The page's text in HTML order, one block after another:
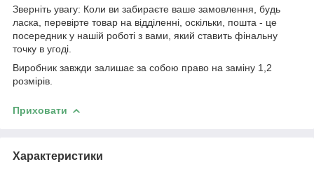
Зверніть увагу: Коли ви забираєте ваше замовлення, будь
ласка, перевірте товар на відділенні, оскільки, пошта - це
посередник у нашій роботі з вами, який ставить фінальну
точку в угоді.
Виробник завжди залишає за собою право на заміну 1,2
розмірів.
Приховати
Характеристики